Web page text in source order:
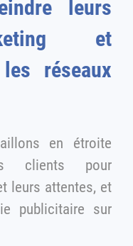
et
réseaux
en étroite
leurs attentes, et